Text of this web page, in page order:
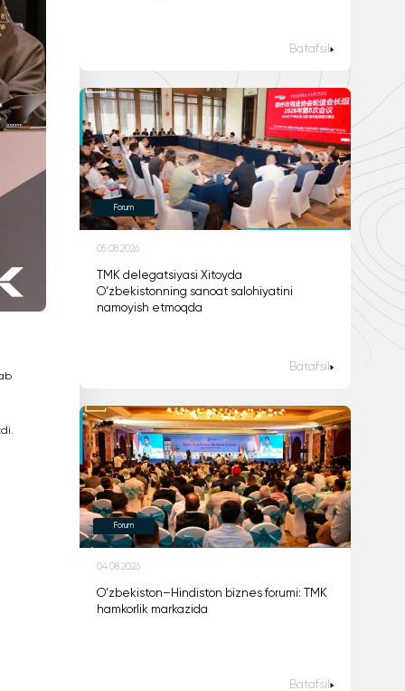
Batafsil
Forum
05.08.2026
TMK delegatsiyasi Xitoyda
O‘zbekistonning sanoat salohiyatini
namoyish etmoqda
Batafsil
Forum
04.08.2026
O‘zbekiston–Hindiston biznes forumi: TMK
hamkorlik markazida
Batafsil